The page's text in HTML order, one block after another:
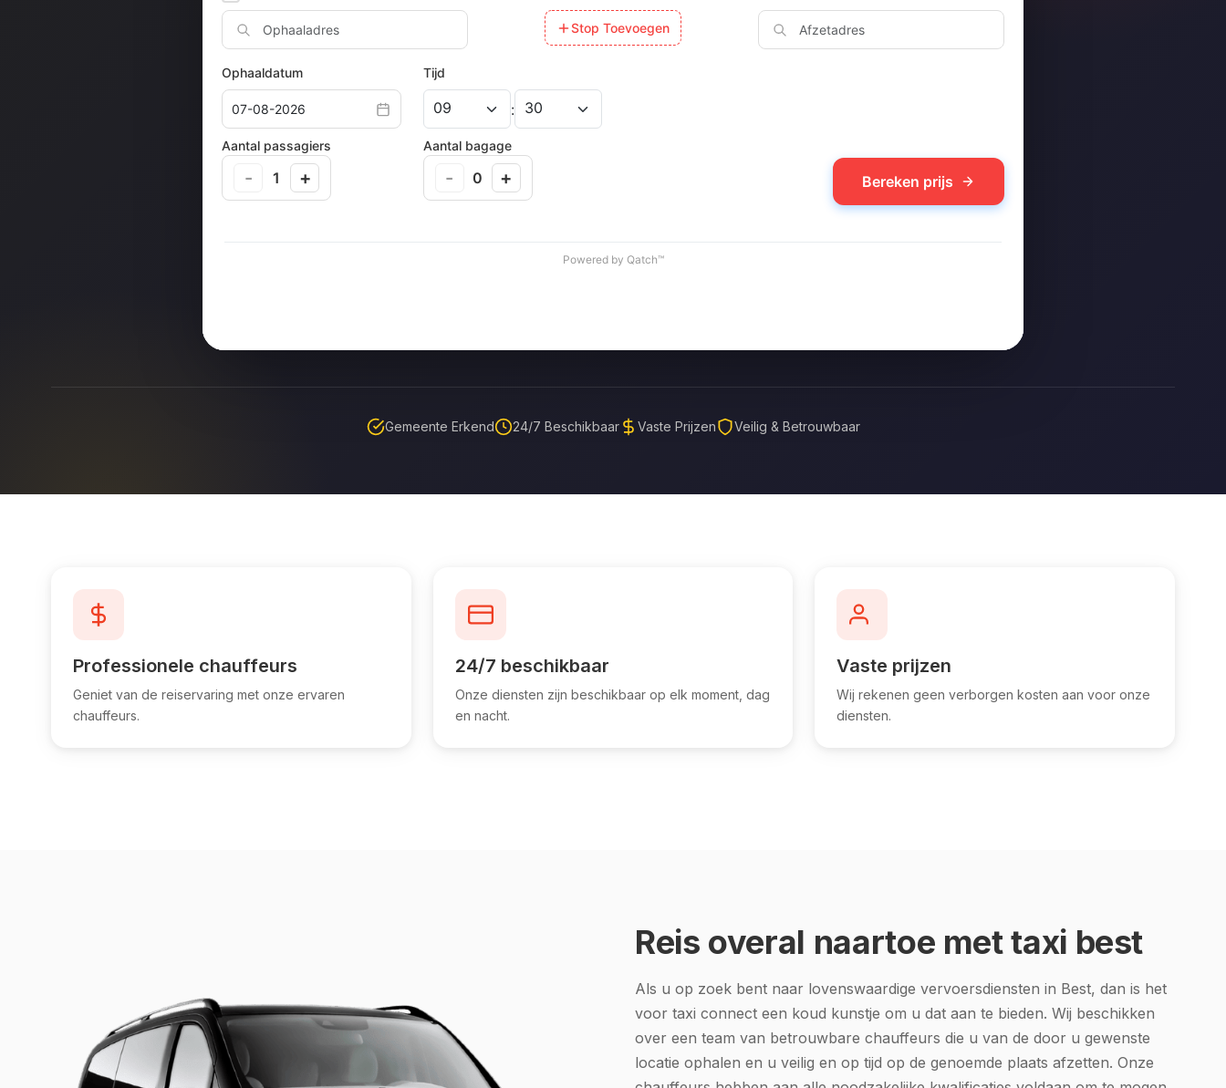
Gemeente Erkend 24/7 Beschikbaar Vaste Prijzen Veilig & Betrouwbaar
Professionele chauffeurs
Geniet van de reiservaring met onze ervaren
chauffeurs.
24/7 beschikbaar
Onze diensten zijn beschikbaar op elk moment, dag
en nacht.
Vaste prijzen
Wij rekenen geen verborgen kosten aan voor onze
diensten.
Reis overal naartoe met taxi best
Als u op zoek bent naar lovenswaardige vervoersdiensten in Best, dan is het
voor taxi connect een koud kunstje om u dat aan te bieden. Wij beschikken
over een team van betrouwbare chauffeurs die u van de door u gewenste
locatie ophalen en u veilig en op tijd op de genoemde plaats afzetten. Onze